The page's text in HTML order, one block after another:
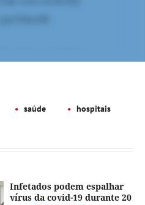
saúde
hospitais
Infetados podem espalhar
vírus da covid-19 durante 20